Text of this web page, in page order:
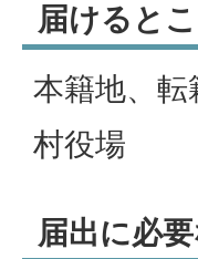
届けると
本籍地、
村役場
届出に必